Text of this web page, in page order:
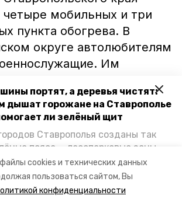
cookies и технических данных
пользоваться сайтом, Вы
конфиденциальности
портят, а деревья чистят:
дышат горожане на Ставрополье
ли зелёный щит
Ставрополья созданы так
пояса — лесопарковые зоны,
воздействие выхлопных
Справляются ли они с
потоком автотранспорта и
четыре мобильных и три
пункта обогрева. В
округе автолюбителям
Им
размещения.
из-за непогоды в
крае была расширена